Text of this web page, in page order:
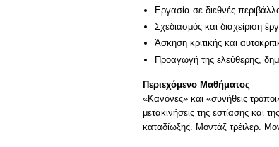
Εργασία σε διεθνές
Σχεδιασμός και διαχείριση
Άσκηση κριτικής και
Προαγωγή της ελεύθερης,
Περιεχόμενο Μαθήματος
«Κανόνες» και «συνήθεις
μετακινήσεις της εστίασης και
καταδίωξης. Μοντάζ τρέιλερ.